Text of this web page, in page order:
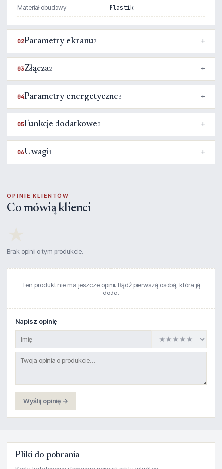
Materiał obudowy Plastik
02Parametry ekranu7
03Złącza2
04Parametry energetyczne3
05Funkcje dodatkowe3
06Uwagi1
OPINIE KLIENTÓW
Co mówią klienci
Brak opinii o tym produkcie.
Ten produkt nie ma jeszcze opinii. Bądź pierwszą osobą, która ją
doda.
Napisz opinię
Wyślij opinię →
Pliki do pobrania